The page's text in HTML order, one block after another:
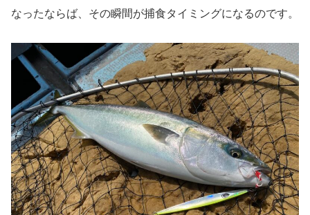
なったならば、その瞬間が捕食タイミングになるのです。